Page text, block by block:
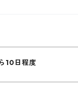
10日程度